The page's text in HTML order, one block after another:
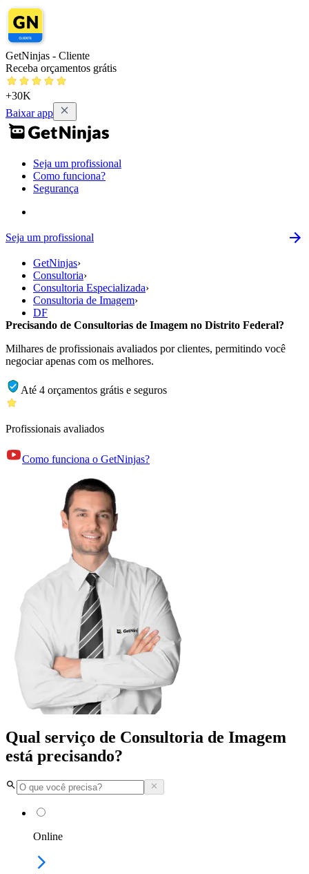
GetNinjas - Cliente
Receba orçamentos grátis
+30K
Baixar app
Seja um profissional
Como funciona?
Segurança
Seja um profissional
GetNinjas›
Consultoria›
Consultoria Especializada›
Consultoria de Imagem›
DF
Precisando de Consultorias de Imagem no Distrito Federal?
Milhares de profissionais avaliados por clientes, permitindo você
negociar apenas com os melhores.
Até 4 orçamentos grátis e seguros
Profissionais avaliados
Como funciona o GetNinjas?
Qual serviço de Consultoria de Imagem
está precisando?
Online